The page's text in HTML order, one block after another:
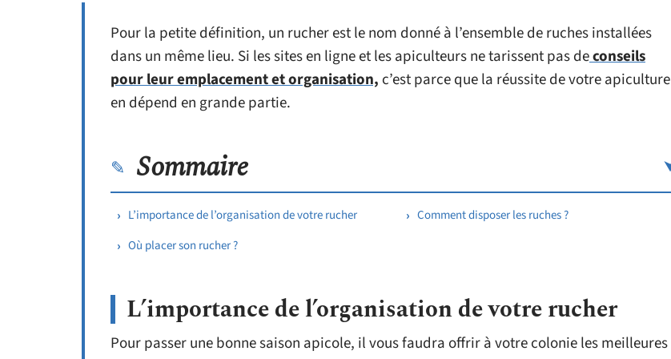
Pour la petite définition, un rucher est le nom donné à l’ensemble de ruches installées
dans un même lieu. Si les sites en ligne et les apiculteurs ne tarissent pas deconseils
pour leur emplacement et organisation, c’est parce que la réussite de votre apiculture
en dépend en grande partie.
Sommaire
L’importance de l’organisation de votre rucher
Où placer son rucher ?
Comment disposer les ruches ?
L’importance de l’organisation de votre rucher
Pour passer une bonne saison apicole, il vous faudra offrir à votre colonie les meilleures